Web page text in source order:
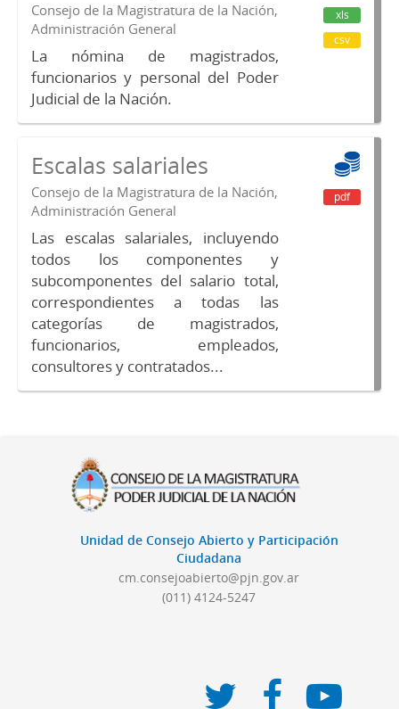
Consejo de la Magistratura de la Nación,
Administración General
La nómina de magistrados,
funcionarios y personal del Poder
Judicial de la Nación.
xls
csv
Escalas salariales
Consejo de la Magistratura de la Nación,
Administración General
Las escalas salariales, incluyendo
todos los componentes y
subcomponentes del salario total,
correspondientes a todas las
categorías de magistrados,
funcionarios, empleados,
consultores y contratados...
pdf
Unidad de Consejo Abierto y Participación
Ciudadana
cm.consejoabierto@pjn.gov.ar
(011) 4124-5247